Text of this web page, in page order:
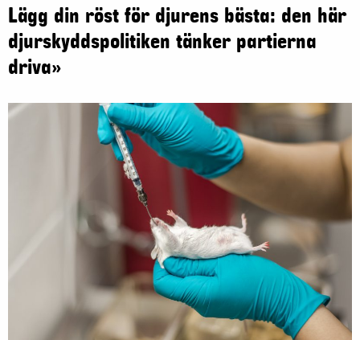
Lägg din röst för djurens bästa: den här
djurskyddspolitiken tänker partierna
driva»